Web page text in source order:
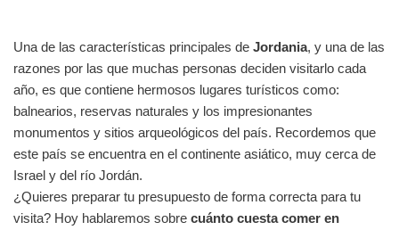
Una de las características principales de Jordania, y una de las
razones por las que muchas personas deciden visitarlo cada
año, es que contiene hermosos lugares turísticos como:
balnearios, reservas naturales y los impresionantes
monumentos y sitios arqueológicos del país. Recordemos que
este país se encuentra en el continente asiático, muy cerca de
Israel y del río Jordán.
¿Quieres preparar tu presupuesto de forma correcta para tu
visita? Hoy hablaremos sobre cuánto cuesta comer en